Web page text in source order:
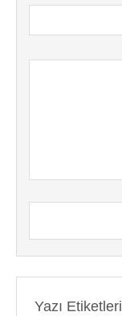
Yazı Etiketleri